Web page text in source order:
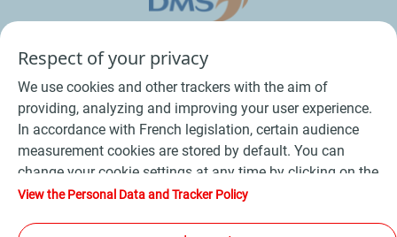
Conditions Générales de Vente Bois
Respect of your privacy
We use cookies and other trackers with the aim of
providing, analyzing and improving your user experience.
In accordance with French legislation, certain audience
measurement cookies are stored by default. You can
change your cookie settings at any time by clicking on the
"Manage my cookies" button. By clicking on the "Accept"
View the Personal Data and Tracker Policy